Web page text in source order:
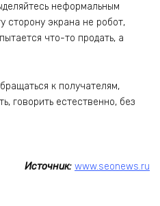
неформальным
сторону экрана не робот,
что-то продать, а
к получателям,
говорить естественно, без
Источник: www.seonews.ru